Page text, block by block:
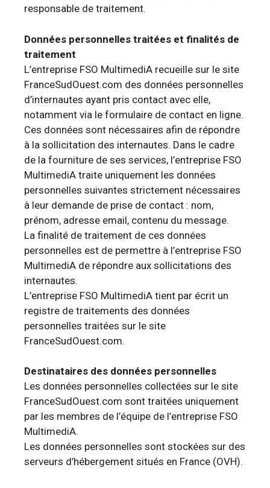
responsable de traitement.
Données personnelles traitées et finalités de
traitement
L’entreprise FSO MultimediA recueille sur le site
FranceSudOuest.com des données personnelles
d’internautes ayant pris contact avec elle,
notamment via le formulaire de contact en ligne.
Ces données sont nécessaires afin de répondre
à la sollicitation des internautes. Dans le cadre
de la fourniture de ses services, l’entreprise FSO
MultimediA traite uniquement les données
personnelles suivantes strictement nécessaires
à leur demande de prise de contact : nom,
prénom, adresse email, contenu du message.
La finalité de traitement de ces données
personnelles est de permettre à l’entreprise FSO
MultimediA de répondre aux sollicitations des
internautes.
L’entreprise FSO MultimediA tient par écrit un
registre de traitements des données
personnelles traitées sur le site
FranceSudOuest.com.
Destinataires des données personnelles
Les données personnelles collectées sur le site
FranceSudOuest.com sont traitées uniquement
par les membres de l’équipe de l’entreprise FSO
MultimediA.
Les données personnelles sont stockées sur des
serveurs d’hébergement situés en France (OVH).